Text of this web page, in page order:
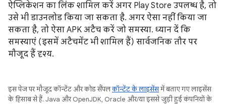
ऐप्लिकेशन का लिंक शामिल करें अगर Play Store उपलब्ध है, तो
उसे भी डाउनलोड किया जा सकता है. अगर ऐसा नहीं किया जा
सकता है, तो ऐसा APK अटैच करें जो समस्या. ध्यान दें कि
समस्याएं (इसमें अटैचमेंट भी शामिल हैं) सार्वजनिक तौर पर
मौजूद हैं दृश्य.
इस पेज पर मौजूद कॉन्टेंट और कोड सैंपलकॉन्टेंट के लाइसेंसमें बताए गए लाइसेंस
के हिसाब से हैं. Java और OpenJDK, Oracle और/या इससे जुड़ी हुई कंपनियों के